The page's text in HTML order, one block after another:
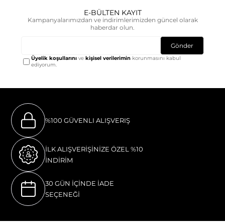
E-BÜLTEN KAYIT
Kampanyalarımızdan ve indirimlerimizden güncel olarak
haberdar olun.
Gönder
Üyelik koşullarını vekişisel verilerimin korunmasını kabul
ediyorum.
%100 GÜVENLI ALIŞVERIŞ
İLK ALIŞVERİŞİNİZE ÖZEL %10
İNDİRİM
30 GÜN İÇİNDE İADE
SEÇENEĞİ